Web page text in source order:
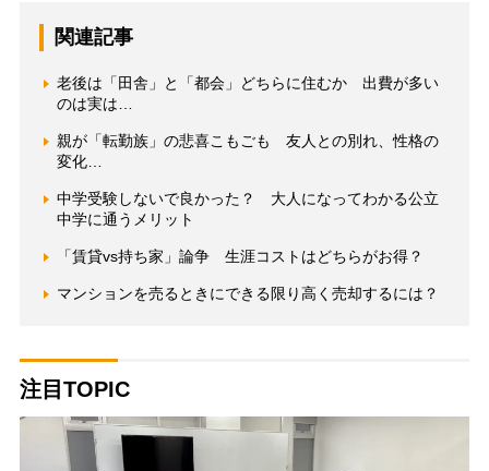
関連記事
老後は「田舎」と「都会」どちらに住むか 出費が多い
のは実は…
親が「転勤族」の悲喜こもごも 友人との別れ、性格の
変化…
中学受験しないで良かった？ 大人になってわかる公立
中学に通うメリット
「賃貸vs持ち家」論争 生涯コストはどちらがお得？
マンションを売るときにできる限り高く売却するには？
注目TOPIC